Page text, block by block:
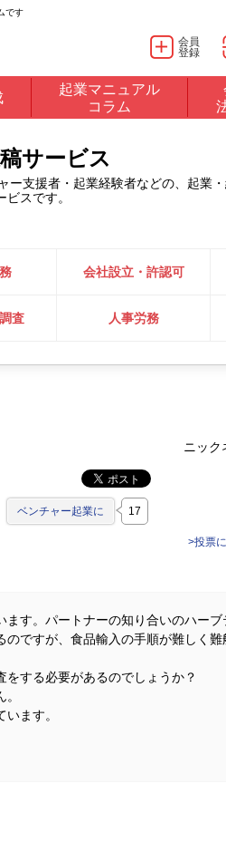
です
会員
登録
起業マニュアル
コラム
サービス
支援者・起業経験者などの、起業
スです。
会社設立・許認可
査 人事労務
ニック
ベンチャー起業に 17
>投票
す。パートナーの知り合いのハーブ
のですが、食品輸入の手順が難しく難
する必要があるのでしょうか？
ます。